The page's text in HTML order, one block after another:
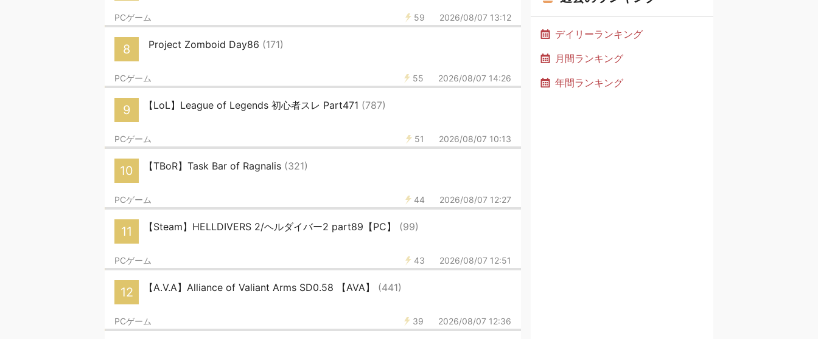
59 2026/08/07 13:12
PCゲーム
8 Project Zomboid Day86 (171)
55 2026/08/07 14:26
PCゲーム
9 【LoL】League of Legends 初心者スレ Part471 (787)
51 2026/08/07 10:13
PCゲーム
10 【TBoR】Task Bar of Ragnalis (321)
44 2026/08/07 12:27
PCゲーム
11 【Steam】HELLDIVERS 2/ヘルダイバー2 part89【PC】 (99)
43 2026/08/07 12:51
PCゲーム
12 【A.V.A】Alliance of Valiant Arms SD0.58 【AVA】 (441)
39 2026/08/07 12:36
PCゲーム
デイリーランキング
月間ランキング
年間ランキング